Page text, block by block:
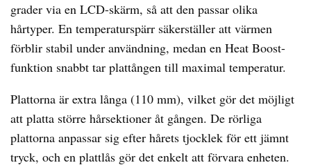
grader via en LCD-skärm, så att den passar olika
hårtyper. En temperaturspärr säkerställer att värmen
förblir stabil under användning, medan en Heat Boost-
funktion snabbt tar plattången till maximal temperatur.
Plattorna är extra långa (110 mm), vilket gör det möjligt
att platta större hårsektioner åt gången. De rörliga
plattorna anpassar sig efter hårets tjocklek för ett jämnt
tryck, och en plattlås gör det enkelt att förvara enheten.